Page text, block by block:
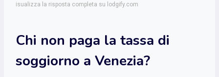
isualizza la risposta completa su lodgify.com
Chi non paga la tassa di
soggiorno a Venezia?